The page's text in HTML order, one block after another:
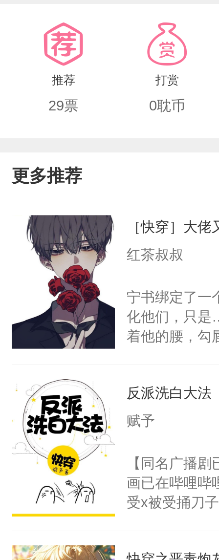
推荐
29票
打赏
0耽币
更多推荐
［快穿］大
红茶叔叔
宁书绑定了一
化他们，只是
着他的腰，勾
来，给老公亲
用力——为你
反派洗白大法
赋予
【同名广播
画已在哔哩哔
受x被受捅刀